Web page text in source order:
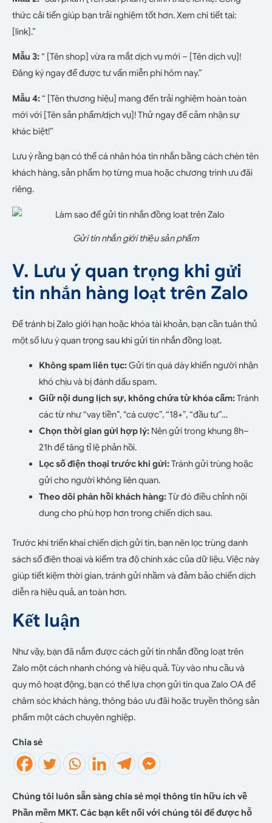
thức cải tiến giúp bạn trải nghiệm tốt hơn. Xem chi tiết tại:
[link].”
Mẫu 3:“ [Tên shop] vừa ra mắt dịch vụ mới – [Tên dịch vụ]!
Đăng ký ngay để được tư vấn miễn phí hôm nay.”
Mẫu 4:“ [Tên thương hiệu] mang đến trải nghiệm hoàn toàn
mới với [Tên sản phẩm/dịch vụ]! Thử ngay để cảm nhận sự
khác biệt!”
Lưu ý rằng bạn có thể cá nhân hóa tin nhắn bằng cách chèn tên
khách hàng, sản phẩm họ từng mua hoặc chương trình ưu đãi
riêng.
Gửi tin nhắn giới thiệu sản phẩm
V. Lưu ý quan trọng khi gửi
tin nhắn hàng loạt trên Zalo
Để tránh bị Zalo giới hạn hoặc khóa tài khoản, bạn cần tuân thủ
một số lưu ý quan trọng sau khi gửi tin nhắn đồng loạt.
Không spam liên tục:Gửi tin quá dày khiến người nhận
khó chịu và bị đánh dấu spam.
Giữ nội dung lịch sự, không chứa từ khóa cấm:Tránh
các từ như “vay tiền”, “cá cược”, “18+”, “đầu tư”…
Chọn thời gian gửi hợp lý:Nên gửi trong khung 8h–
21h để tăng tỉ lệ phản hồi.
Lọc số điện thoại trước khi gửi:Tránh gửi trùng hoặc
gửi cho người không liên quan.
Theo dõi phản hồi khách hàng:Từ đó điều chỉnh nội
dung cho phù hợp hơn trong chiến dịch sau.
Trước khi triển khai chiến dịch gửi tin, bạn nên lọc trùng danh
sách số điện thoại và kiểm tra độ chính xác của dữ liệu. Việc này
giúp tiết kiệm thời gian, tránh gửi nhầm và đảm bảo chiến dịch
diễn ra hiệu quả, an toàn hơn.
Kết luận
Như vậy, bạn đã nắm được cách gửi tin nhắn đồng loạt trên
Zalo một cách nhanh chóng và hiệu quả. Tùy vào nhu cầu và
quy mô hoạt động, bạn có thể lựa chọn gửi tin qua Zalo OA để
chăm sóc khách hàng, thông báo ưu đãi hoặc truyền thông sản
phẩm một cách chuyên nghiệp.
Chia sẻ
Chúng tôi luôn sẵn sàng chia sẻ mọi thông tin hữu ích về
Phần mềm MKT. Các bạn kết nối với chúng tôi để được hỗ